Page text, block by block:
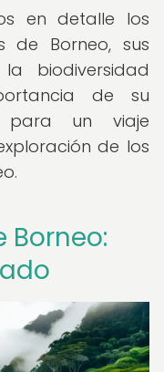
en detalle los
de Borneo, sus
biodiversidad
de su
para un viaje
de los
Borneo: